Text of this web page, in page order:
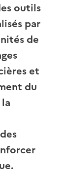
outils
par
de
et
du